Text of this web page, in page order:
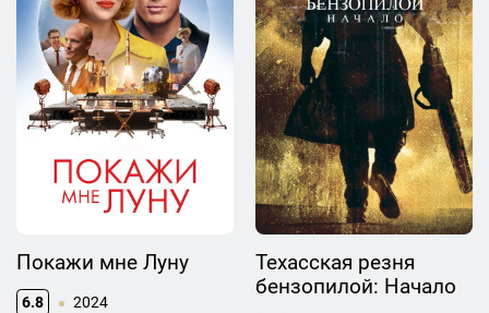
Покажи мне Луну
6.8 2024
Техасская резня
бензопилой: Начало